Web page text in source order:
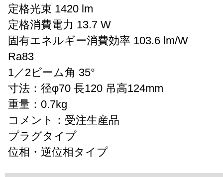
定格光束 1420 lm
定格消費電力 13.7 W
固有エネルギー消費効率 103.6 lm/W
Ra83
1／2ビーム角 35°
寸法：径φ70 長120 吊高124mm
重量：0.7kg
コメント：受注生産品
プラグタイプ
位相・逆位相タイプ